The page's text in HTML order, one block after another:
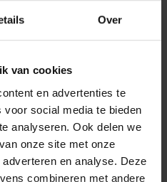
Over
van cookies
en advertenties te
social media te bieden
analyseren. Ook delen we
onze site met onze
en analyse. Deze
combineren met andere